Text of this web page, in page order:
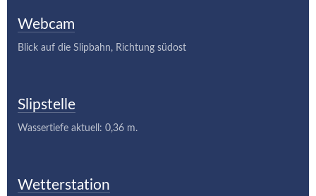
Webcam
Blick auf die Slipbahn, Richtung südost
Slipstelle
Wassertiefe aktuell: 0,36 m.
Wetterstation